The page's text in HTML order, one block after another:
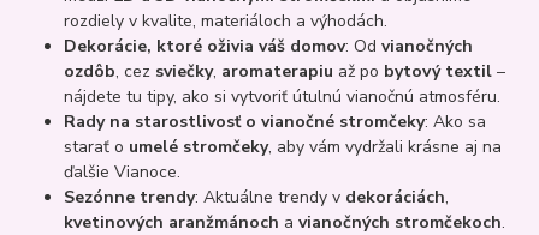
rozdiely v kvalite, materiáloch a výhodách.
Dekorácie, ktoré oživia váš domov: Odvianočných
ozdôb, cez sviečky, aromaterapiu až po bytový textil –
nájdete tu tipy, ako si vytvoriť útulnú vianočnú atmosféru.
Rady na starostlivosť o vianočné stromčeky: Ako sa
starať o umelé stromčeky, aby vám vydržali krásne aj na
ďalšie Vianoce.
Sezónne trendy: Aktuálne trendy v dekoráciách,
kvetinových aranžmánoch avianočných stromčekoch.